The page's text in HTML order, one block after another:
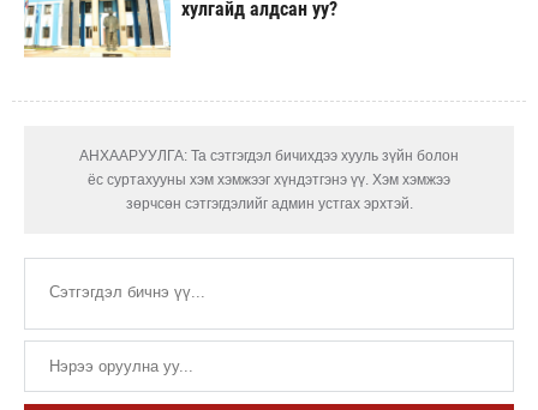
хулгайд алдсан уу?
АНХААРУУЛГА: Та сэтгэгдэл бичихдээ хууль зүйн болон
ёс суртахууны хэм хэмжээг хүндэтгэнэ үү. Хэм хэмжээ
зөрчсөн сэтгэгдэлийг админ устгах эрхтэй.